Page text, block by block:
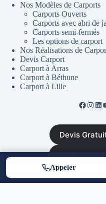
Nos Modèles de Carports
Carports Ouverts
Carports avec abri de
Carports semi-fermés
Les options de carport
Nos Réalisations de
Devis Carport
Carport à Arras
Carport à Béthune
Carport à Lille
Facebook de ML Fusion
Devis
Devis
Mentions Légales•
confidentialité|
Appeler